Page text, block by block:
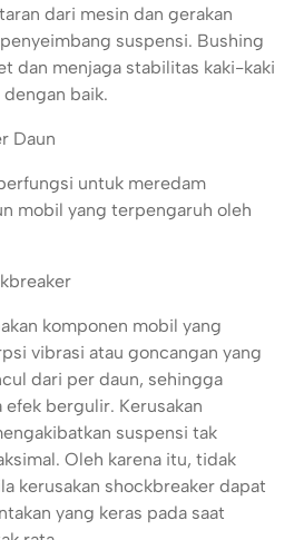
dari mesin dan gerakan
suspensi. Bushing
dan menjaga stabilitas kaki-kaki
baik.
Daun
untuk meredam
mobil yang terpengaruh oleh
komponen mobil yang
vibrasi atau goncangan yang
dari per daun, sehingga
bergulir. Kerusakan
suspensi tak
Oleh karena itu, tidak
kerusakan shockbreaker dapat
yang keras pada saat